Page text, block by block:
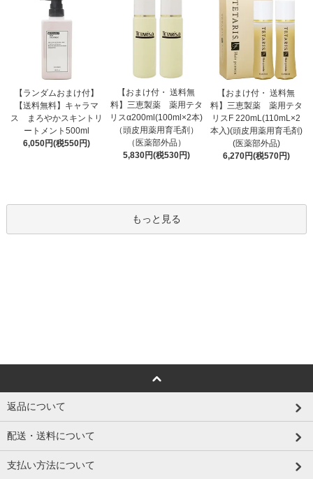
【ランダムおまけ付】
【送料無料】キャラマ
ス まろやかスキントリ
ートメント500ml
6,050円(税550円)
【おまけ付・ 送料無
料】三恵製薬 薬用テタ
リスα200ml(100ml×2本)
（頭皮用薬用育毛剤）
（医薬部外品）
5,830円(税530円)
【おまけ付・ 送料無
料】三恵製薬 薬用テタ
リスF 220mL(110mL×2
本入)(頭皮用薬用育毛剤)
(医薬部外品)
6,270円(税570円)
もっと見る
返品について
配送・送料について
支払い方法について